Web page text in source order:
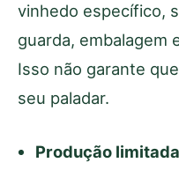
vinhedo específico,
guarda, embalagem
Isso não garante
seu paladar.
Produção limitada